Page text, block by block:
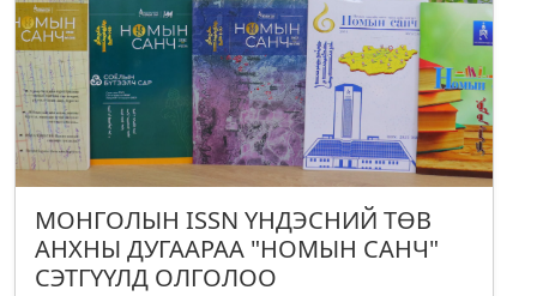
МОНГОЛЫН ISSN ҮНДЭСНИЙ ТӨВ
АНХНЫ ДУГААРАА "НОМЫН САНЧ"
СЭТГҮҮЛД ОЛГОЛОО